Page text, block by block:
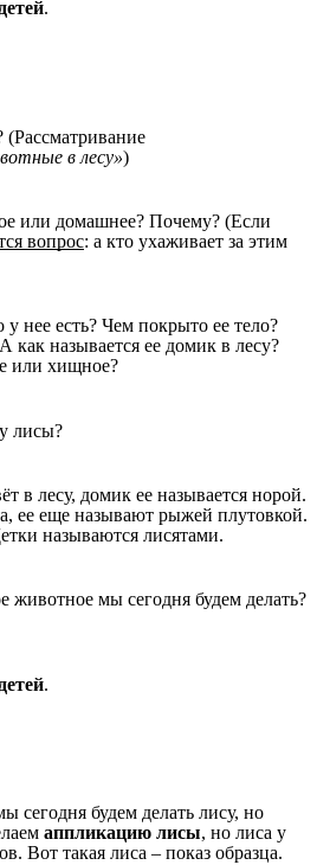
детей.
(Рассматривание
в лесу»)
или домашнее? Почему? (Если
вопрос: а кто ухаживает за этим
нее есть? Чем покрыто ее тело?
как называется ее домик в лесу?
или хищное?
лисы?
в лесу, домик ее называется норой.
ее еще называют рыжей плутовкой.
называются лисятами.
животное мы сегодня будем делать?
детей.
сегодня будем делать лису, но
аппликацию лисы, но лиса у
Вот такая лиса – показ образца.